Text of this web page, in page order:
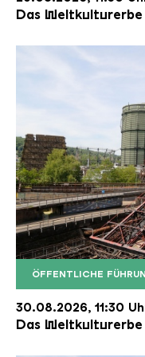
Das
ÖFFENTLICHE
Der
Copyright:
30.08.2026, 11:30
Das